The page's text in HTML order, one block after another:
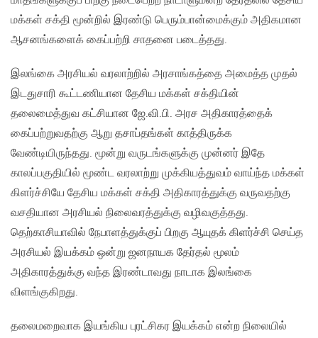
மக்கள் சக்தி மூன்றில் இரண்டு பெரும்பான்மைக்கும் அதிகமான
ஆசனங்களைக் கைப்பற்றி சாதனை படைத்தது.
இலங்கை அரசியல் வரலாற்றில் அரசாங்கத்தை அமைத்த முதல்
இடதுசாரி கூட்டணியான தேசிய மக்கள் சக்தியின்
தலைமைத்துவ கட்சியான ஜே.வி.பி. அரச அதிகாரத்தைக்
கைப்பற்றுவதற்கு ஆறு தசாப்தங்கள் காத்திருக்க
வேண்டியிருந்தது. மூன்று வருடங்களுக்கு முன்னர் இதே
காலப்பகுதியில் மூண்ட வரலாற்று முக்கியத்துவம் வாய்ந்த மக்கள்
கிளர்ச்சியே தேசிய மக்கள் சக்தி அதிகாரத்துக்கு வருவதற்கு
வசதியான அரசியல் நிலைவரத்துக்கு வழிவகுத்தது.
தெற்காசியாவில் நேபாளத்துக்குப் பிறகு ஆயுதக் கிளர்ச்சி செய்த
அரசியல் இயக்கம் ஒன்று ஜனநாயக தேர்தல் மூலம்
அதிகாரத்துக்கு வந்த இரண்டாவது நாடாக இலங்கை
விளங்குகிறது.
தலைமறைவாக இயங்கிய புரட்சிகர இயக்கம் என்ற நிலையில்